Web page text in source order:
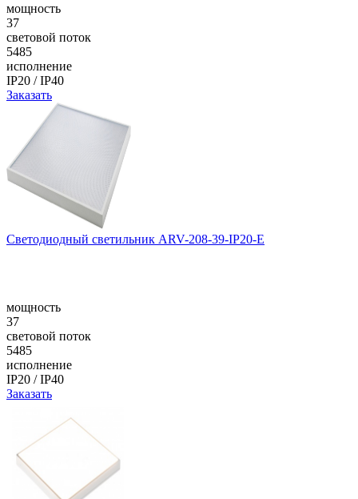
мощность
37
световой поток
5485
исполнение
IP20 / IP40
Заказать
Светодиодный светильник ARV-208-39-IP20-E
мощность
37
световой поток
5485
исполнение
IP20 / IP40
Заказать